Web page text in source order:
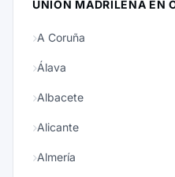
UNIÓN MADRILEÑA EN
A Coruña
Álava
Albacete
Alicante
Almería